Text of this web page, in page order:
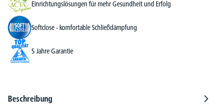
Einrichtungslösungen für mehr Gesundheit und Erfolg
Softclose - komfortable Schließdämpfung
5 Jahre Garantie
Beschreibung